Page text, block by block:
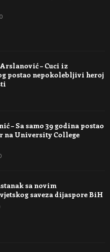
0
– Cuci iz
postao nepokolebljivi heroj
– Sa samo 39 godina postao
na University College
sa novim
saveza dijaspore BiH